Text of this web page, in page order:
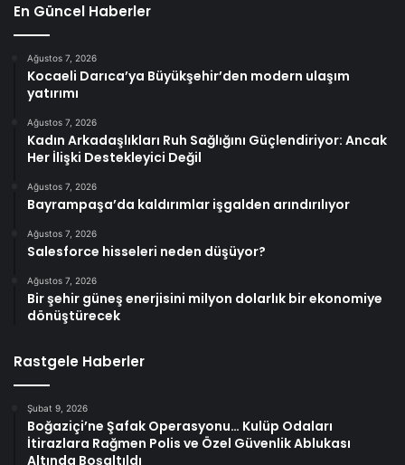
En Güncel Haberler
Ağustos 7, 2026
Kocaeli Darıca’ya Büyükşehir’den modern ulaşım
yatırımı
Ağustos 7, 2026
Kadın Arkadaşlıkları Ruh Sağlığını Güçlendiriyor: Ancak
Her İlişki Destekleyici Değil
Ağustos 7, 2026
Bayrampaşa’da kaldırımlar işgalden arındırılıyor
Ağustos 7, 2026
Salesforce hisseleri neden düşüyor?
Ağustos 7, 2026
Bir şehir güneş enerjisini milyon dolarlık bir ekonomiye
dönüştürecek
Rastgele Haberler
Şubat 9, 2026
Boğaziçi’ne Şafak Operasyonu… Kulüp Odaları
İtirazlara Rağmen Polis ve Özel Güvenlik Ablukası
Altında Boşaltıldı